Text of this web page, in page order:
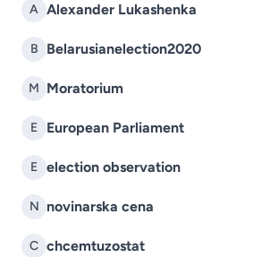
A Alexander Lukashenka
B Belarusianelection2020
M Moratorium
E European Parliament
E election observation
N novinarska cena
C chcemtuzostat